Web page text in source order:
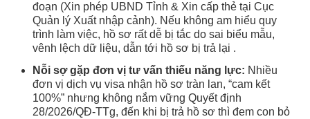
đoạn (Xin phép UBND Tỉnh & Xin cấp thẻ tại Cục
Quản lý Xuất nhập cảnh). Nếu không am hiểu quy
trình làm việc, hồ sơ rất dễ bị tắc do sai biểu mẫu,
vênh lệch dữ liệu, dẫn tới hồ sơ bị trả lại .
Nỗi sợ gặp đơn vị tư vấn thiếu năng lực: Nhiều
đơn vị dịch vụ visa nhận hồ sơ tràn lan, “cam kết
100%” nhưng không nắm vững Quyết định
28/2026/QĐ-TTg, đến khi bị trả hồ sơ thì đem con bỏ